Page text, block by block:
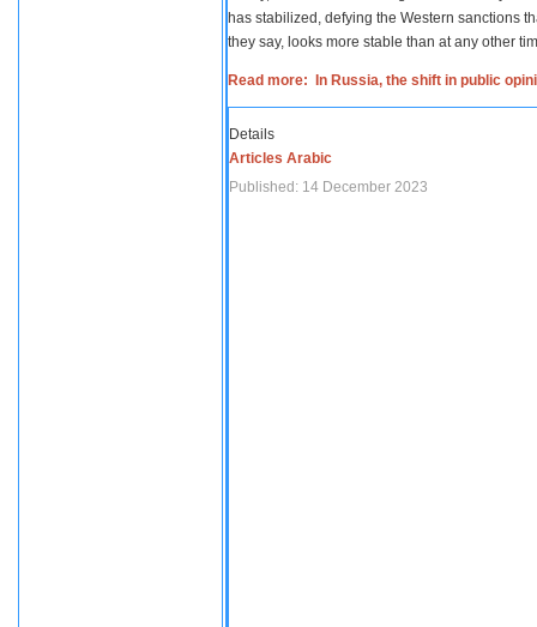
has stabilized, defying the Western sanctions
they say, looks more stable than at any other
Read more: In Russia, the shift in public
Details
Articles Arabic
Published: 14 December 2023